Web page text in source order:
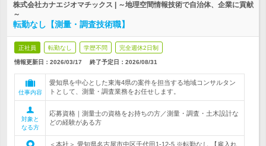
株式会社カナエジオマチックス | ～地理空間情報技術で自治体、企業に貢献
～
転勤なし【測量・調査技術職】
正社員 転勤なし 学歴不問 完全週休2日制
情報更新日：2026/03/17 終了予定日： 2026/08/31
仕事内容
愛知県を中心とした東海4県の案件を担当する地域コンサルタン
トとして、測量・調査業務をお任せします。
対象と
なる方
応募資格｜測量士の資格をお持ちの方／測量・調査・土木設計な
どの経験がある方
＜本社＞ 愛知県名古屋市中区千代田1-12-5 ※転勤なし 【雇入れ